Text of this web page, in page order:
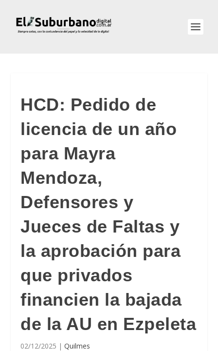
HCD: Pedido de
licencia de un año
para Mayra
Mendoza,
Defensores y
Jueces de Faltas y
la aprobación para
que privados
financien la bajada
de la AU en Ezpeleta
02/12/2025 |Quilmes